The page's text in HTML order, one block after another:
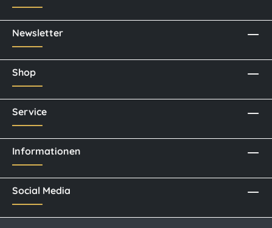
Newsletter
Social Media
Shop
Service
Informationen